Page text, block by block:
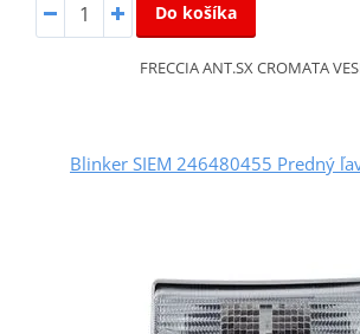
Do košíka
FRECCIA ANT.SX CROMATA
Blinker SIEM 246480455 Predný